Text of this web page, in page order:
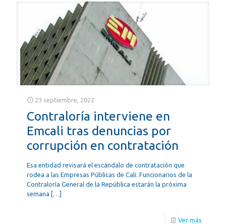
23 septiembre, 2022
Contraloría interviene en
Emcali tras denuncias por
corrupción en contratación
Esa entidad revisará el escándalo de contratación que
rodea a las Empresas Públicas de Cali. Funcionarios de la
Contraloría General de la República estarán la próxima
semana […]
Ver más